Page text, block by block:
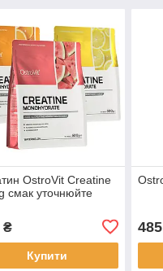
OstroVit Creatine
смак уточнюйте
₴
Купити
485